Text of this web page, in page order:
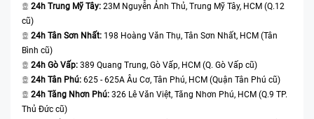
24h Trung Mỹ Tây: 23M Nguyễn Ảnh Thủ, Trung Mỹ Tây, HCM (Q.12
cũ)
24h Tân Sơn Nhất: 198 Hoàng Văn Thụ, Tân Sơn Nhất, HCM (Tân
Bình cũ)
24h Gò Vấp: 389 Quang Trung, Gò Vấp, HCM (Q. Gò Vấp cũ)
24h Tân Phú: 625 - 625A Âu Cơ, Tân Phú, HCM (Quận Tân Phú cũ)
24h Tăng Nhơn Phú: 326 Lê Văn Việt, Tăng Nhơn Phú, HCM (Q.9 TP.
Thủ Đức cũ)